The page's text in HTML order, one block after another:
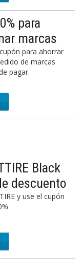
para
marcas
para ahorrar
de marcas
pagar.
Black
descuento
y use el cupón